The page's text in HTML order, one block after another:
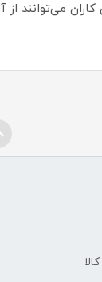
می‌توانند از